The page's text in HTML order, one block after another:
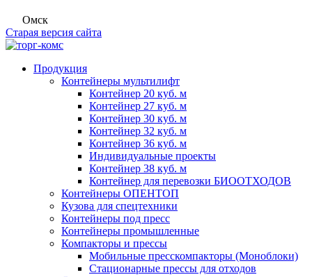
Омск
Старая версия сайта
Продукция
Контейнеры мультилифт
Контейнер 20 куб. м
Контейнер 27 куб. м
Контейнер 30 куб. м
Контейнер 32 куб. м
Контейнер 36 куб. м
Индивидуальные проекты
Контейнер 38 куб. м
Контейнер для перевозки БИООТХОДОВ
Контейнеры ОПЕНТОП
Кузова для спецтехники
Контейнеры под пресс
Контейнеры промышленные
Компакторы и прессы
Мобильные пресскомпакторы (Моноблоки)
Стационарные прессы для отходов